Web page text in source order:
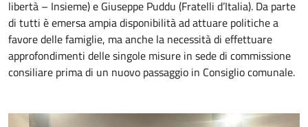
libertà – Insieme) e Giuseppe Puddu (Fratelli d’Italia). Da parte
di tutti è emersa ampia disponibilità ad attuare politiche a
favore delle famiglie, ma anche la necessità di effettuare
approfondimenti delle singole misure in sede di commissione
consiliare prima di un nuovo passaggio in Consiglio comunale.